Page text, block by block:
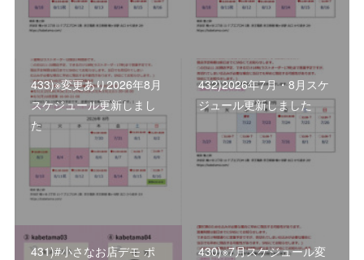
433)※変更あり2026年8月
スケジュール更新しまし
た
432)2026年7月・8月スケ
ジュール更新しました
431)#小さなお店デモ ポ
430)※7月スケジュール変